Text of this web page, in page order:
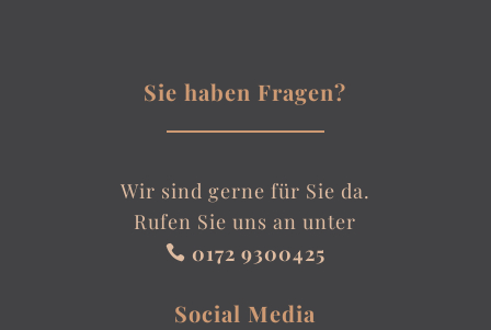
Sie haben Fragen?
Wir sind gerne für Sie da.
Rufen Sie uns an unter
 0172 9300425
Social Media